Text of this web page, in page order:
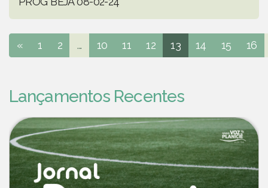
« 1 2 ... 10 11 12 13 14 15 16
Lançamentos Recentes